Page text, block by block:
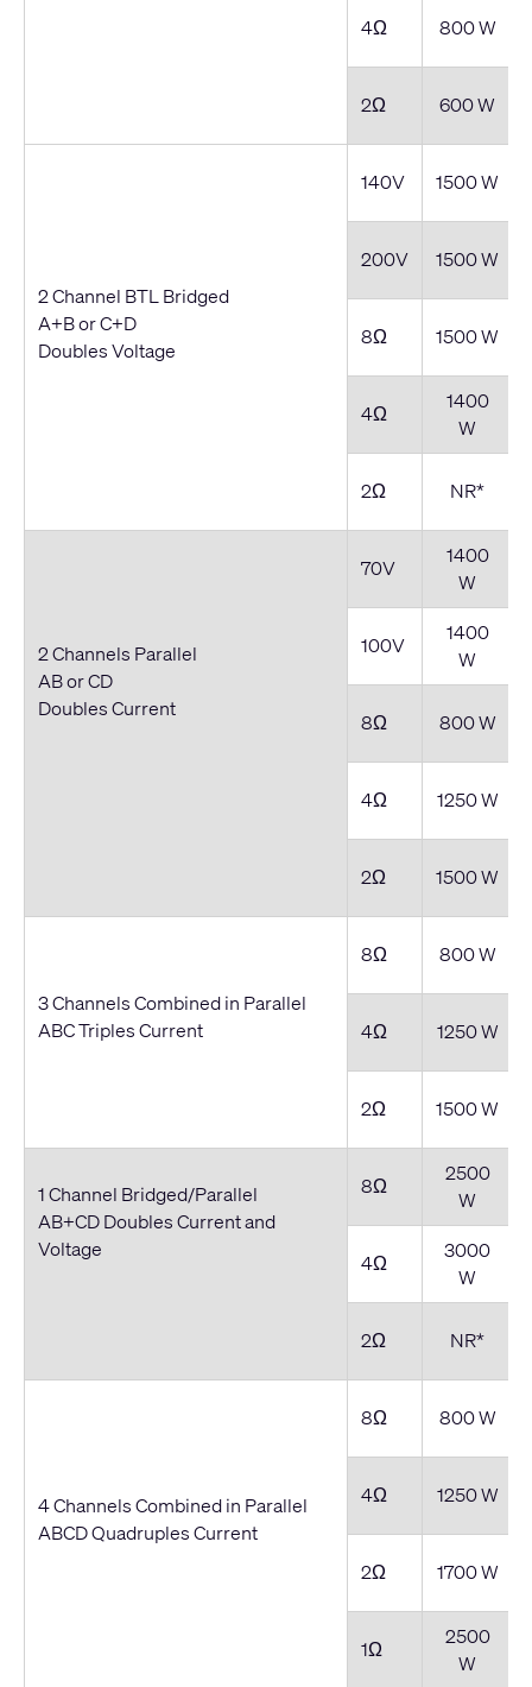
4Ω 800 W
2Ω 600 W
2 Channel BTL Bridged
A+B or C+D
Doubles Voltage
140V 1500 W
200V 1500 W
8Ω 1500 W
4Ω
1400
W
2Ω NR*
2 Channels Parallel
AB or CD
Doubles Current
70V
1400
W
100V
1400
W
8Ω 800 W
4Ω 1250 W
2Ω 1500 W
3 Channels Combined in Parallel
ABC Triples Current
8Ω 800 W
4Ω 1250 W
2Ω 1500 W
1 Channel Bridged/Parallel
AB+CD Doubles Current and
Voltage
8Ω
2500
W
4Ω
3000
W
2Ω NR*
4 Channels Combined in Parallel
ABCD Quadruples Current
8Ω 800 W
4Ω 1250 W
2Ω 1700 W
1Ω
2500
W